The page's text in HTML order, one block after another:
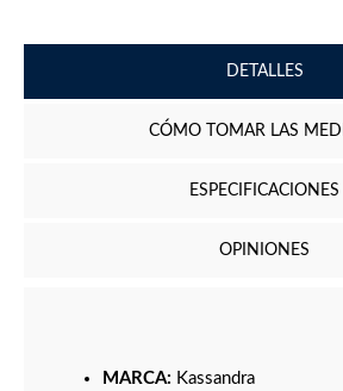
DETALLES
CÓMO TOMAR LAS
ESPECIFICACIONES
OPINIONES
MARCA: Kassandra